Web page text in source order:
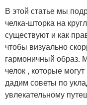
В этой статье мы
челка-шторка на
существуют и как
чтобы визуально
гармоничный образ.
челок , которые
дадим советы по
увлекательному